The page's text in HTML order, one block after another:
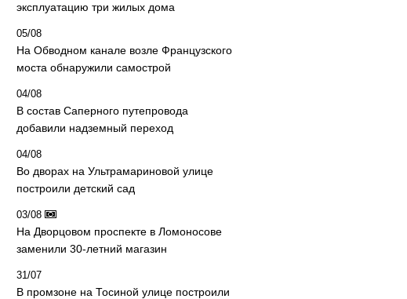
эксплуатацию три жилых дома
05/08
На Обводном канале возле Французского
моста обнаружили самострой
04/08
В состав Саперного путепровода
добавили надземный переход
04/08
Во дворах на Ультрамариновой улице
построили детский сад
03/08
На Дворцовом проспекте в Ломоносове
заменили 30-летний магазин
31/07
В промзоне на Тосиной улице построили